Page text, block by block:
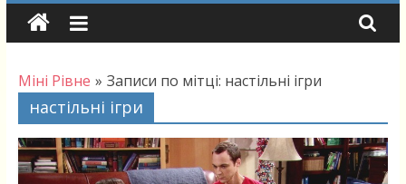
Skip
Міні Рівне » Записи по мітці: настільні ігри
настільні ігри